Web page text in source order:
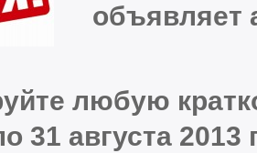
объявляет
любую
31 августа 2013